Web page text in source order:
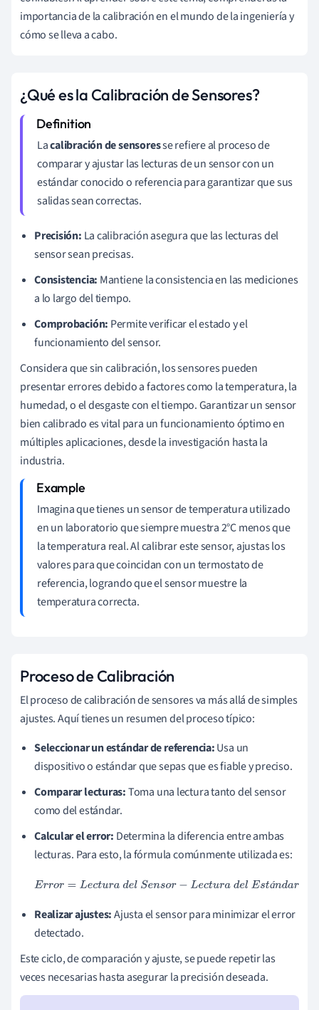
importancia de la calibración en el mundo de la ingeniería y
cómo se lleva a cabo.
¿Qué es la Calibración de Sensores?
Lacalibración de sensoresse refiere al proceso de
comparar y ajustar las lecturas de un sensor con un
estándar conocido o referencia para garantizar que sus
salidas sean correctas.
Precisión: La calibración asegura que las lecturas del
sensor sean precisas.
Consistencia: Mantiene la consistencia en las mediciones
a lo largo del tiempo.
Comprobación: Permite verificar el estado y el
funcionamiento del sensor.
Considera que sin calibración, los sensores pueden
presentar errores debido a factores como la temperatura, la
humedad, o el desgaste con el tiempo. Garantizar un sensor
bien calibrado es vital para un funcionamiento óptimo en
múltiples aplicaciones, desde la investigación hasta la
industria.
Imagina que tienes un sensor de temperatura utilizado
en un laboratorio que siempre muestra 2°C menos que
la temperatura real. Al calibrar este sensor, ajustas los
valores para que coincidan con un termostato de
referencia, logrando que el sensor muestre la
temperatura correcta.
Proceso de Calibración
El proceso de calibración de sensores va más allá de simples
ajustes. Aquí tienes un resumen del proceso típico:
Seleccionar un estándar de referencia:Usa un
dispositivo o estándar que sepas que es fiable y preciso.
Comparar lecturas:Toma una lectura tanto del sensor
como del estándar.
Calcular el error: Determina la diferencia entre ambas
lecturas. Para esto, la fórmula comúnmente utilizada es:
á
Er ro r=Lectura del Sensor−LecturadelEstándar
Realizar ajustes:Ajusta el sensor para minimizar el error
detectado.
Este ciclo, de comparación y ajuste, se puede repetir las
veces necesarias hasta asegurar la precisión deseada.